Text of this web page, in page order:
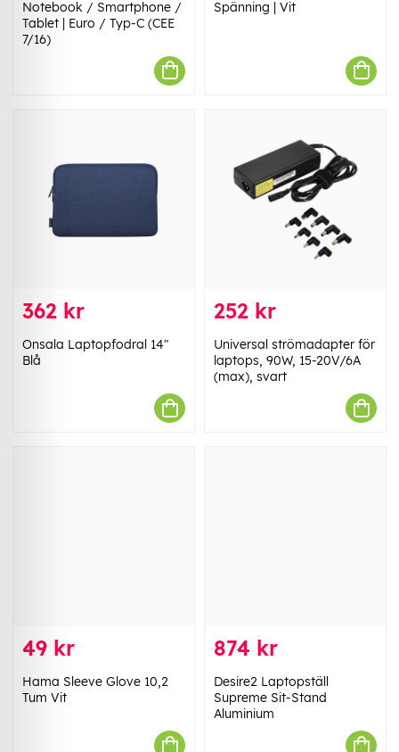
Notebook / Smartphone /
Tablet | Euro / Typ-C (CEE
7/16)
Spänning | Vit
362 kr
Onsala Laptopfodral 14"
Blå
252 kr
Universal strömadapter för
laptops, 90W, 15-20V/6A
(max), svart
49 kr
Hama Sleeve Glove 10,2
Tum Vit
874 kr
Desire2 Laptopställ
Supreme Sit-Stand
Aluminium